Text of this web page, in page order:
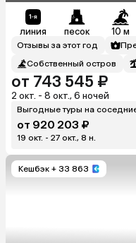
линия песок 10 м
Отзывы за этот год
Собственный остров
от 743 545 ₽
2 окт. - 8 окт., 6 ночей
Выгодные туры на
от 920 203 ₽
19 окт. - 27 окт., 8 н.
Кешбэк + 33 863